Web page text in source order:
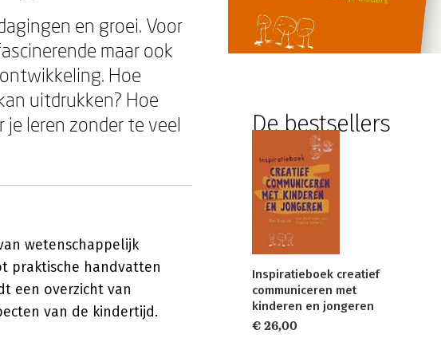
en groei. Voor
maar ook
Hoe
uitdrukken? Hoe
leren zonder te veel
wetenschappelijk
praktische handvatten
een overzicht van
van de kindertijd.
De bestsellers
Inspiratieboek creatief
communiceren met
kinderen en jongeren
€ 26,00